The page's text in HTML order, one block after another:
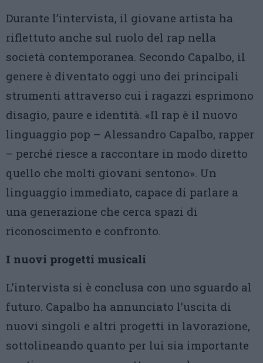
Durante l’intervista, il giovane artista ha
riflettuto anche sul ruolo del rap nella
società contemporanea. Secondo Capalbo, il
genere è diventato oggi uno dei principali
strumenti attraverso cui i ragazzi esprimono
disagio, paure e identità. «Il rap è il nuovo
linguaggio pop – Alessandro Capalbo, rapper
– perché riesce a raccontare in modo diretto
quello che molti giovani sentono». Un
linguaggio immediato, capace di parlare a
una generazione che cerca spazi di
riconoscimento e confronto.
I nuovi progetti musicali
L’intervista si è conclusa con uno sguardo al
futuro. Capalbo ha annunciato l’uscita di
nuovi singoli e altri progetti in lavorazione,
sottolineando quanto per lui sia importante